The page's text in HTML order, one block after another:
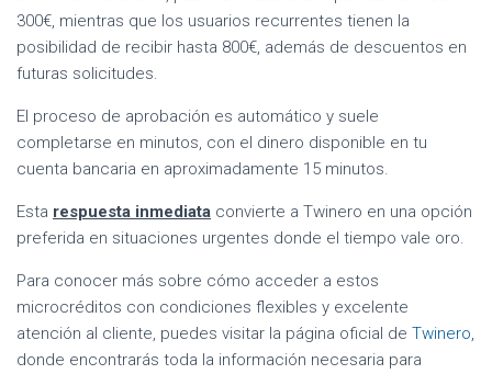
300€, mientras que los usuarios recurrentes tienen la
posibilidad de recibir hasta 800€, además de descuentos en
futuras solicitudes.
El proceso de aprobación es automático y suele
completarse en minutos, con el dinero disponible en tu
cuenta bancaria en aproximadamente 15 minutos.
Esta respuesta inmediata convierte a Twinero en una opción
preferida en situaciones urgentes donde el tiempo vale oro.
Para conocer más sobre cómo acceder a estos
microcréditos con condiciones flexibles y excelente
atención al cliente, puedes visitar la página oficial de Twinero,
donde encontrarás toda la información necesaria para